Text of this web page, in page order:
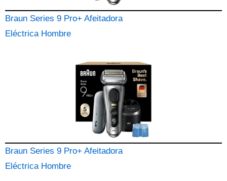
Braun Series 9 Pro+ Afeitadora
Eléctrica Hombre
Braun Series 9 Pro+ Afeitadora
Eléctrica Hombre